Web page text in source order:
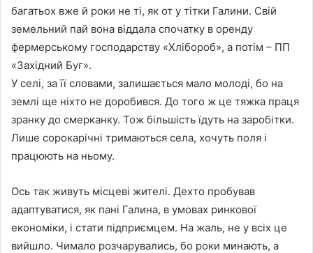
багатьох вже й роки не ті, як от у тітки Галини. Свій
земельний пай вона віддала спочатку в оренду
фермерському господарству «Хлібороб», а потім – ПП
«Західний Буг».
У селі, за її словами, залишається мало молоді, бо на
землі ще ніхто не доробився. До того ж це тяжка праця
зранку до смерканку. Тож більшість їдуть на заробітки.
Лише сорокарічні тримаються села, хочуть поля і
працюють на ньому.
Ось так живуть місцеві жителі. Дехто пробував
адаптуватися, як пані Галина, в умовах ринкової
економіки, і стати підприємцем. На жаль, не у всіх це
вийшло. Чимало розчарувались, бо роки минають, а